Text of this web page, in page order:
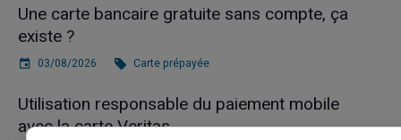
Une carte bancaire gratuite sans compte, ça
existe ?
03/08/2026 Carte prépayée
Utilisation responsable du paiement mobile
avec la carte Veritas